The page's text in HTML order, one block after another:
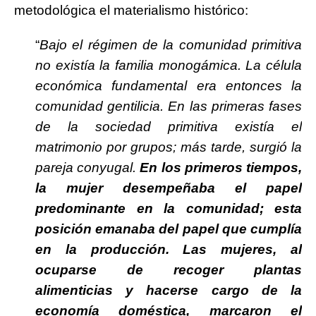
metodológica el materialismo histórico:
“Bajo el régimen de la comunidad primitiva
no existía la familia monogámica. La célula
económica fundamental era entonces la
comunidad gentilicia. En las primeras fases
de la sociedad primitiva existía el
matrimonio por grupos; más tarde, surgió la
pareja conyugal.En los primeros tiempos,
la mujer desempeñaba el papel
predominante en la comunidad; esta
posición emanaba del papel que cumplía
en la producción. Las mujeres, al
ocuparse de recoger plantas
alimenticias y hacerse cargo de la
economía doméstica, marcaron el